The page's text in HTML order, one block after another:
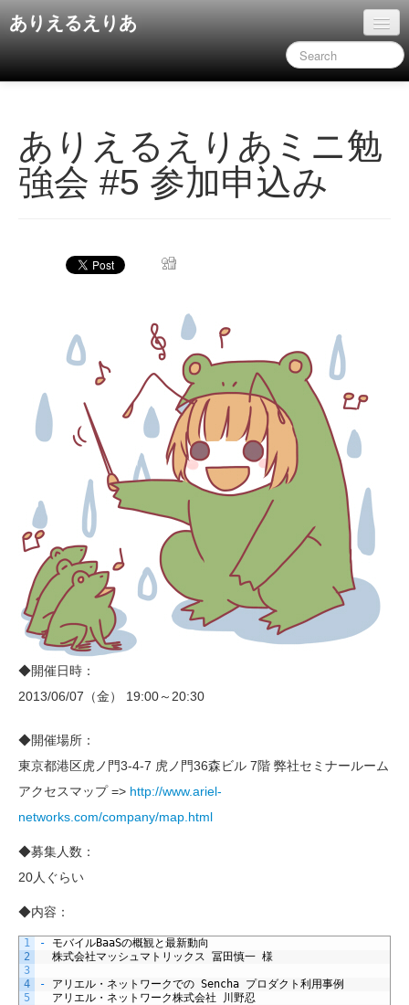
ありえるえりあ
旧コンテンツ
ありえるえりあミニ勉
強会 #5 参加申込み
◆開催日時：
2013/06/07（金） 19:00～20:30
◆開催場所：
東京都港区虎ノ門3-4-7 虎ノ門36森ビル 7階 弊社セミナールーム
アクセスマップ => http://www.ariel-
networks.com/company/map.html
◆募集人数：
20人ぐらい
◆内容：
1
2
3
4
5
- モバイルBaaSの概観と最新動向
株式会社マッシュマトリックス 冨田慎一 様
- アリエル・ネットワークでの Sencha プロダクト利用事例
アリエル・ネットワーク株式会社
川野忍